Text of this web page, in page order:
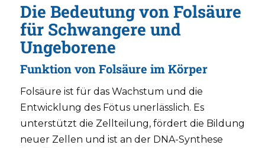
Die Bedeutung von Folsäure
für Schwangere und
Ungeborene
Funktion von Folsäure im Körper
Folsäure ist für das Wachstum und die
Entwicklung des Fötus unerlässlich. Es
unterstützt die Zellteilung, fördert die Bildung
neuer Zellen und ist an der DNA-Synthese